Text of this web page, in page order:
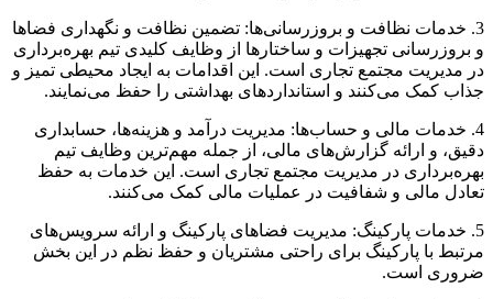
3. خدمات نظافت و بروزرسانی‌ها: تضمین نظافت و نگهداری فضاها
و بروزرسانی تجهیزات و ساختارها از وظایف کلیدی تیم بهره‌برداری
در مدیریت مجتمع تجاری است. این اقدامات به ایجاد محیطی تمیز و
جذاب کمک می‌کنند و استانداردهای بهداشتی را حفظ می‌نمایند.
4. خدمات مالی و حساب‌ها: مدیریت درآمد و هزینه‌ها، حسابداری
دقیق، و ارائه گزارش‌های مالی، از جمله مهم‌ترین وظایف تیم
بهره‌برداری در مدیریت مجتمع تجاری است. این خدمات به حفظ
تعادل مالی و شفافیت در عملیات مالی کمک می‌کنند.
5. خدمات پارکینگ: مدیریت فضاهای پارکینگ و ارائه سرویس‌های
مرتبط با پارکینگ برای راحتی مشتریان و حفظ نظم در این بخش
ضروری است.